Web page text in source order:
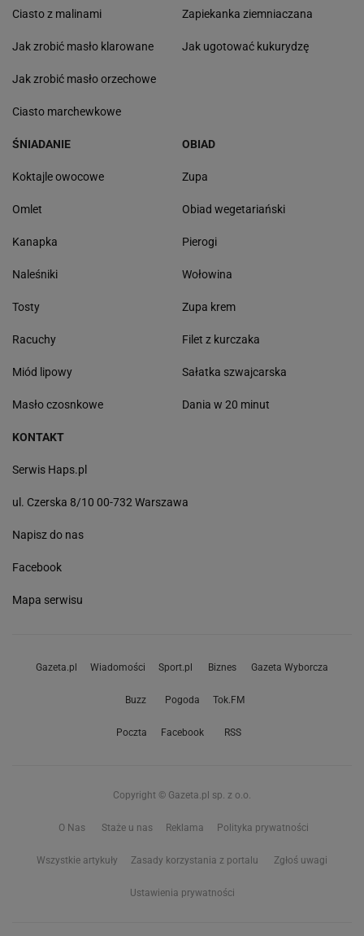
Ciasto z malinami
Jak zrobić masło klarowane
Jak zrobić masło orzechowe
Ciasto marchewkowe
Zapiekanka ziemniaczana
Jak ugotować kukurydzę
ŚNIADANIE
Koktajle owocowe
Omlet
Kanapka
Naleśniki
Tosty
Racuchy
Miód lipowy
Masło czosnkowe
OBIAD
Zupa
Obiad wegetariański
Pierogi
Wołowina
Zupa krem
Filet z kurczaka
Sałatka szwajcarska
Dania w 20 minut
KONTAKT
Serwis Haps.pl
ul. Czerska 8/10 00-732 Warszawa
Napisz do nas
Facebook
Mapa serwisu
Gazeta.pl Wiadomości Sport.pl Biznes Gazeta Wyborcza
Buzz Pogoda Tok.FM
Poczta Facebook RSS
Copyright © Gazeta.pl sp. z o.o.
O Nas Staże u nas Reklama Polityka prywatności
Wszystkie artykuły Zasady korzystania z portalu Zgłoś uwagi
Ustawienia prywatności